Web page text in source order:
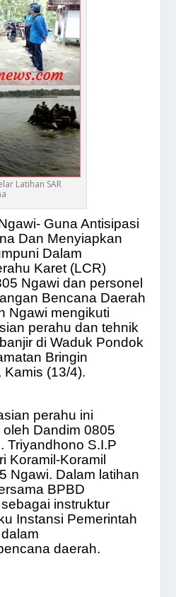
Latihan SAR
Guna Antisipasi
Dan Menyiapkan
Dalam
Karet (LCR)
Ngawi dan personel
Bencana Daerah
Ngawi mengikuti
perahu dan tehnik
di Waduk Pondok
Bringin
(13/4).
perahu ini
Dandim 0805
Triyandhono S.I.P
Koramil-Koramil
Ngawi. Dalam latihan
BPBD
instruktur
Instansi Pemerintah
daerah.